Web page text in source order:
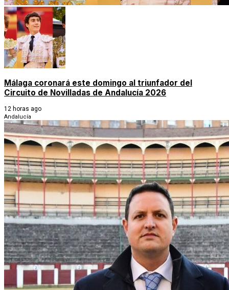
Málaga coronará este domingo al triunfador del
Circuito de Novilladas de Andalucía 2026
12 horas ago
Andalucía